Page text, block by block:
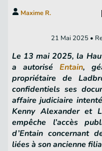
Maxime R.
21 Mai 2025 •
Le 13 mai 2025, la
a autorisé Entain,
propriétaire de
confidentiels ses
affaire judiciaire
Kenny Alexander et
empêche l’accès
d’Entain concernant
liées à son ancienne